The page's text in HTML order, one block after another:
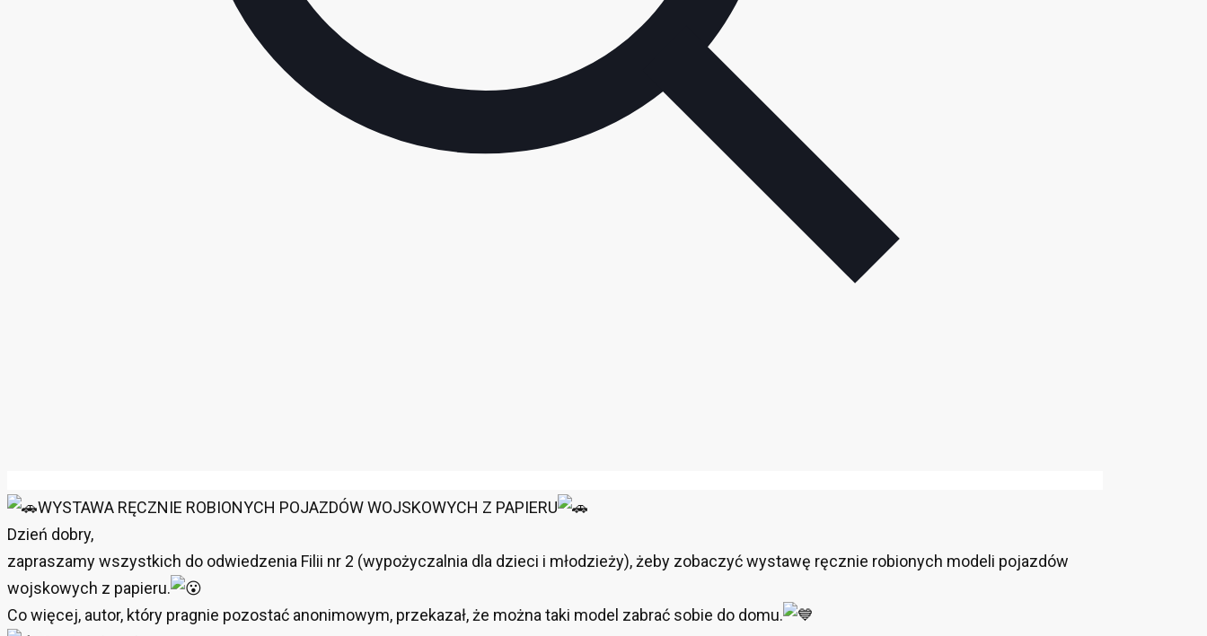
WYSTAWA RĘCZNIE ROBIONYCH POJAZDÓW WOJSKOWYCH Z PAPIERU
Dzień dobry,
zapraszamy wszystkich do odwiedzenia Filii nr 2 (wypożyczalnia dla dzieci i młodzieży), żeby zobaczyć wystawę ręcznie robionych modeli pojazdów
wojskowych z papieru.
Co więcej, autor, który pragnie pozostać anonimowym, przekazał, że można taki model zabrać sobie do domu.